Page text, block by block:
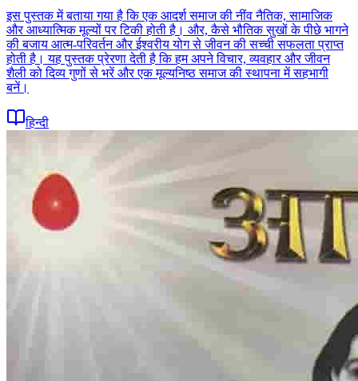
इस पुस्तक में बताया गया है कि एक आदर्श समाज की नींव नैतिक, सामाजिक
और आध्यात्मिक मूल्यों पर टिकी होती है। और, कैसे भौतिक सुखों के पीछे भागने
की बजाय आत्म-परिवर्तन और ईश्वरीय योग से जीवन की सच्ची सफलता प्राप्त
होती है। यह पुस्तक प्रेरणा देती है कि हम अपने विचार, व्यवहार और जीवन
शैली को दिव्य गुणों से भरें और एक मूल्यनिष्ठ समाज की स्थापना में सहभागी
बनें।
हिन्दी